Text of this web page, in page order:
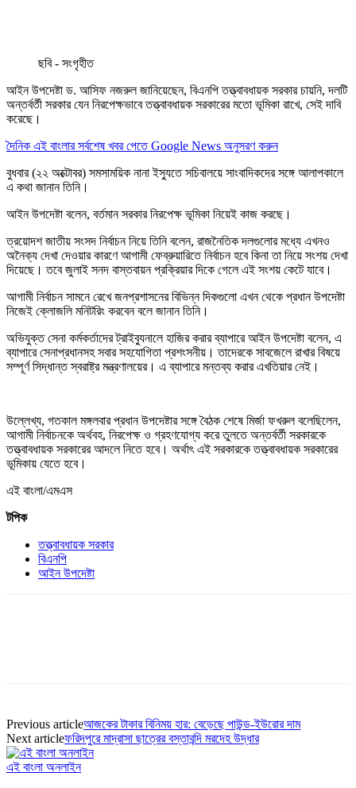
ছবি - সংগৃহীত
আইন উপদেষ্টা ড. আসিফ নজরুল জানিয়েছেন, বিএনপি তত্ত্বাবধায়ক সরকার চায়নি, দলটি
অন্তর্বর্তী সরকার যেন নিরপেক্ষভাবে তত্ত্বাবধায়ক সরকারের মতো ভূমিকা রাখে, সেই দাবি
করেছে।
দৈনিক এই বাংলার সর্বশেষ খবর পেতে Google News অনুসরণ করুন
বুধবার (২২ অক্টোবর) সমসাময়িক নানা ইস্যুতে সচিবালয়ে সাংবাদিকদের সঙ্গে আলাপকালে
এ কথা জানান তিনি।
আইন উপদেষ্টা বলেন, বর্তমান সরকার নিরপেক্ষ ভূমিকা নিয়েই কাজ করছে।
ত্রয়োদশ জাতীয় সংসদ নির্বাচন নিয়ে তিনি বলেন, রাজনৈতিক দলগুলোর মধ্যে এখনও
অনৈক্য দেখা দেওয়ার কারণে আগামী ফেব্রুয়ারিতে নির্বাচন হবে কিনা তা নিয়ে সংশয় দেখা
দিয়েছে। তবে জুলাই সনদ বাস্তবায়ন প্রক্রিয়ার দিকে গেলে এই সংশয় কেটে যাবে।
আগামী নির্বাচন সামনে রেখে জনপ্রশাসনের বিভিন্ন দিকগুলো এখন থেকে প্রধান উপদেষ্টা
নিজেই ক্লোজলি মনিটরিং করবেন বলে জানান তিনি।
অভিযুক্ত সেনা কর্মকর্তাদের ট্রাইব্যুনালে হাজির করার ব্যাপারে আইন উপদেষ্টা বলেন, এ
ব্যাপারে সেনাপ্রধানসহ সবার সহযোগিতা প্রশংসনীয়। তাদেরকে সাবজেলে রাখার বিষয়ে
সম্পূর্ণ সিদ্ধান্ত স্বরাষ্ট্র মন্ত্রণালয়ের। এ ব্যাপারে মন্তব্য করার এখতিয়ার নেই।
উল্লেখ্য, গতকাল মঙ্গলবার প্রধান উপদেষ্টার সঙ্গে বৈঠক শেষে মির্জা ফখরুল বলেছিলেন,
আগামী নির্বাচনকে অর্থবহ, নিরপেক্ষ ও গ্রহণযোগ্য করে তুলতে অন্তর্বর্তী সরকারকে
তত্ত্বাবধায়ক সরকারের আদলে নিতে হবে। অর্থাৎ এই সরকারকে তত্ত্বাবধায়ক সরকারের
ভূমিকায় যেতে হবে।
এই বাংলা/এমএস
টপিক
তত্ত্বাবধায়ক সরকার
বিএনপি
আইন উপদেষ্টা
Previous articleআজকের টাকার বিনিময় হার: বেড়েছে পাউন্ড-ইউরোর দাম
Next articleফরিদপুরে মাদ্রাসা ছাত্রের বস্তাবন্দি মরদেহ উদ্ধার
এই বাংলা অনলাইন